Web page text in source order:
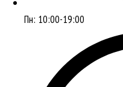
Пн: 10:00-19:00